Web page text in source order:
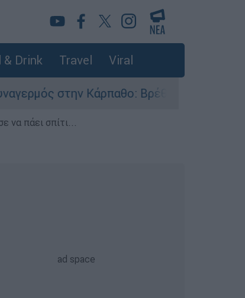
& Drink Travel Viral
στην Κάρπαθο: Βρέθηκαν παλιά
να πάει σπίτι...